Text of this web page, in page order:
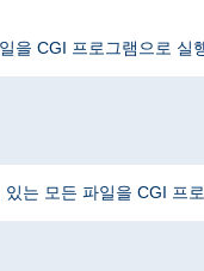
을 CGI 프로그램으로 실
는 모든 파일을 CGI 프